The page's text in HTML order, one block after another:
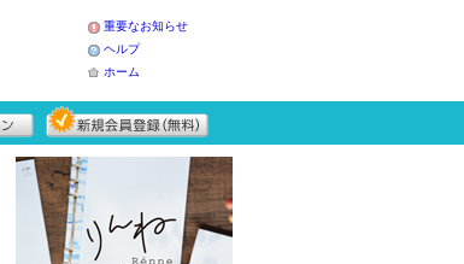
重要なお知らせ
ヘルプ
ホーム